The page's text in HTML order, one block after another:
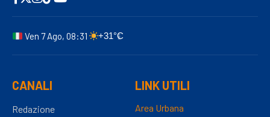
Ven 7 Ago, 08:31 +31°C
CANALI
Redazione
LINK UTILI
Area Urbana